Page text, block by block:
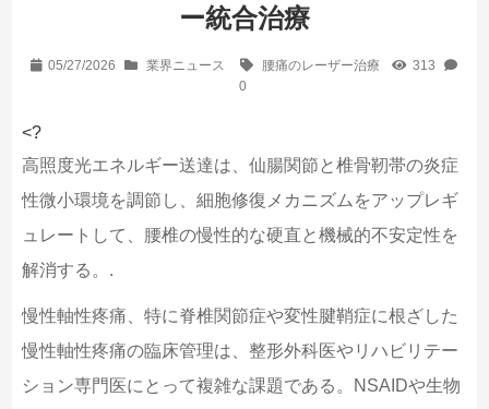
ー統合治療
05/27/2026 業界ニュース 腰痛のレーザー治療
313
0
<?
高照度光エネルギー送達は、仙腸関節と椎骨靭帯の炎症
性微小環境を調節し、細胞修復メカニズムをアップレギ
ュレートして、腰椎の慢性的な硬直と機械的不安定性を
解消する。.
慢性軸性疼痛、特に脊椎関節症や変性腱鞘症に根ざした
慢性軸性疼痛の臨床管理は、整形外科医やリハビリテー
ション専門医にとって複雑な課題である。NSAIDや生物